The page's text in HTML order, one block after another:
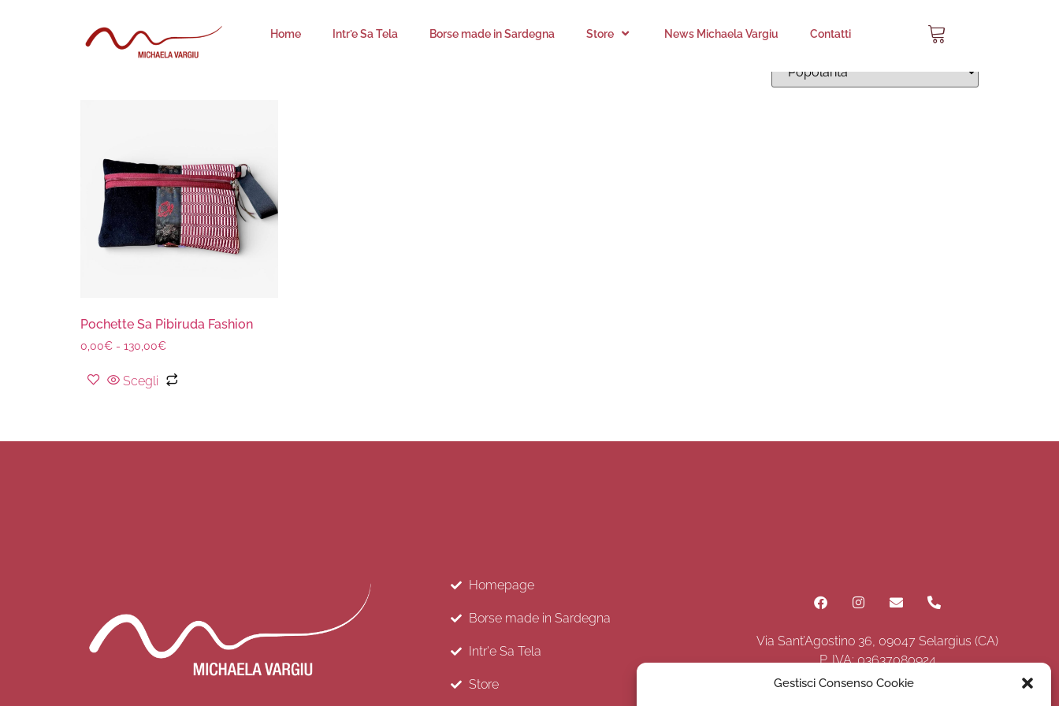
Gestisci Consenso Cookie
Home Intr’e Sa Tela Borse made in Sardegna Store News Michaela Vargiu Contatti
Sa Pibiruda Fashion 11
Pochette Sa Pibiruda Fashion
0,00€ - 130,00€
Scegli
Homepage
Borse made in Sardegna
Intr'e Sa Tela
Store
Via Sant’Agostino 36, 09047 Selargius (CA)
P. IVA: 03637080924